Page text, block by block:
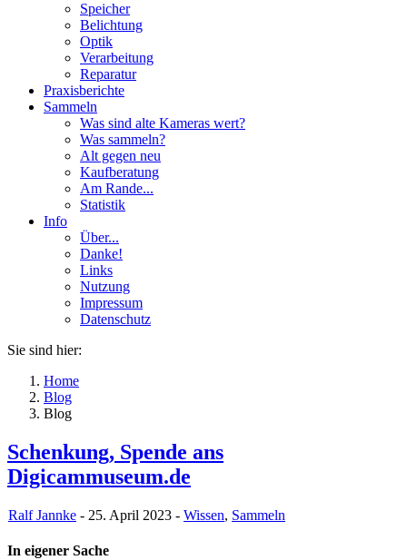
Speicher
Belichtung
Optik
Verarbeitung
Reparatur
Praxisberichte
Sammeln
Was sind alte Kameras wert?
Was sammeln?
Alt gegen neu
Kaufberatung
Am Rande...
Statistik
Info
Über...
Danke!
Links
Nutzung
Impressum
Datenschutz
Sie sind hier:
Home
Blog
Blog
Schenkung, Spende ans
Digicammuseum.de
Ralf Jannke - 25. April 2023 - Wissen, Sammeln
In eigener Sache